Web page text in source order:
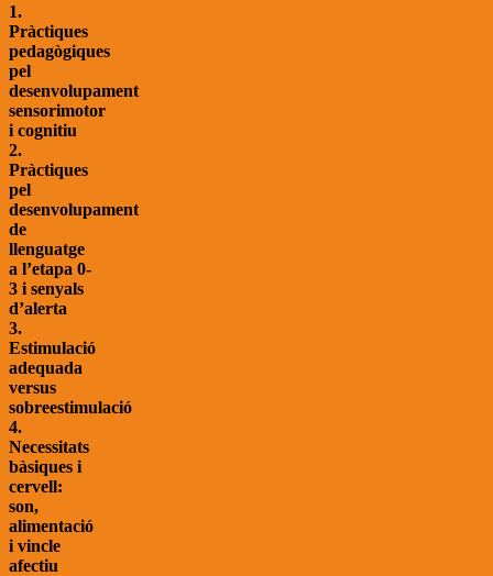
1.
Pràctiques
pedagògiques
pel
desenvolupament
sensorimotor
i cognitiu
2.
Pràctiques
pel
desenvolupament
de
llenguatge
a l’etapa 0-
3 i senyals
d’alerta
3.
Estimulació
adequada
versus
sobreestimulació
4.
Necessitats
bàsiques i
cervell:
son,
alimentació
i vincle
afectiu